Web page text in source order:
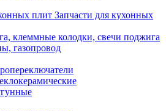
Запчасти для кухонных
клеммные колодки, свечи поджига
газопровод